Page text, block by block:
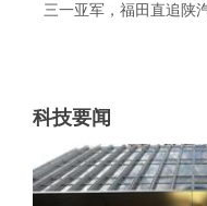
三一亚军，福田直追陕
科技要闻